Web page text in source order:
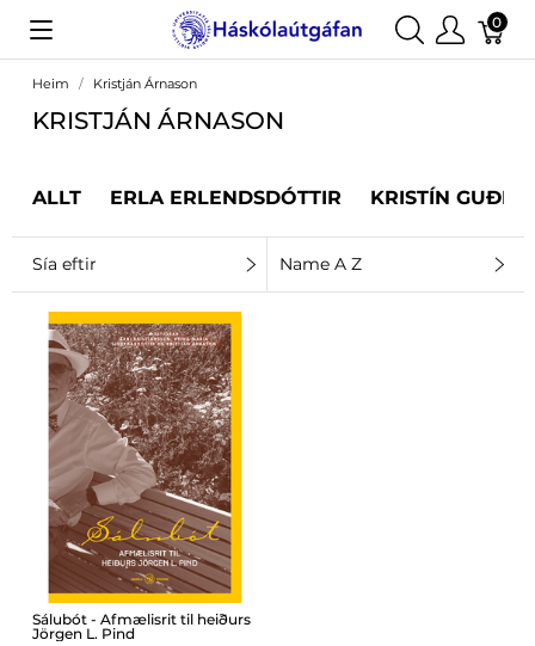
0
Heim Kristján Árnason
KRISTJÁN ÁRNASON
ALLT ERLA ERLENDSDÓTTIR KRISTÍN
Sía eftir Name A Z
Sálubót - Afmælisrit til heiðurs
Jörgen L. Pind